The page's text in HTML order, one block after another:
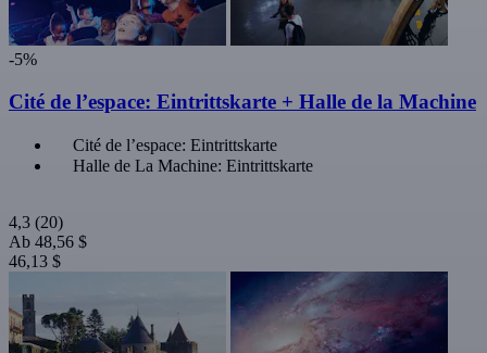
-5%
Cité de l’espace: Eintrittskarte + Halle de la Machine
Cité de l’espace: Eintrittskarte
Halle de La Machine: Eintrittskarte
4,3 (20)
Ab 48,56 $
46,13 $